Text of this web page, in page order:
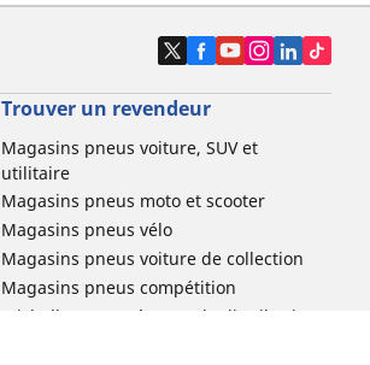
Trouver un revendeur
Magasins pneus voiture, SUV et
utilitaire
Magasins pneus moto et scooter
Magasins pneus vélo
Magasins pneus voiture de collection
Magasins pneus compétition
Michelin et ses réseaux de distribution